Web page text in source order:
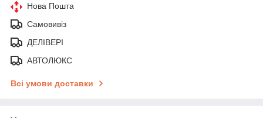
Нова Пошта
Самовивіз
ДЕЛІВЕРІ
АВТОЛЮКС
Всі умови доставки